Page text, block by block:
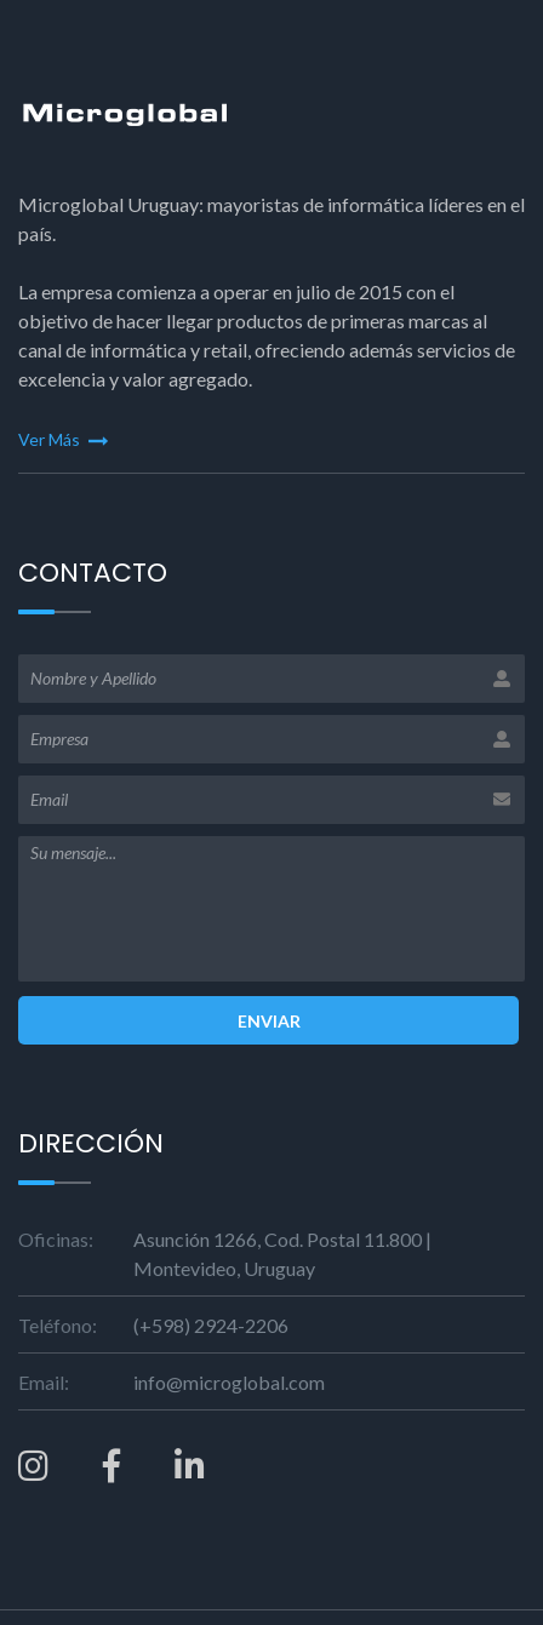
Microglobal Uruguay: mayoristas de informática líderes en el
país.
La empresa comienza a operar en julio de 2015 con el
objetivo de hacer llegar productos de primeras marcas al
canal de informática y retail, ofreciendo además servicios de
excelencia y valor agregado.
Ver Más
CONTACTO
ENVIAR
DIRECCIÓN
Oficinas:
Asunción 1266, Cod. Postal 11.800 |
Montevideo, Uruguay
Teléfono: (+598) 2924-2206
Email: info@microglobal.com